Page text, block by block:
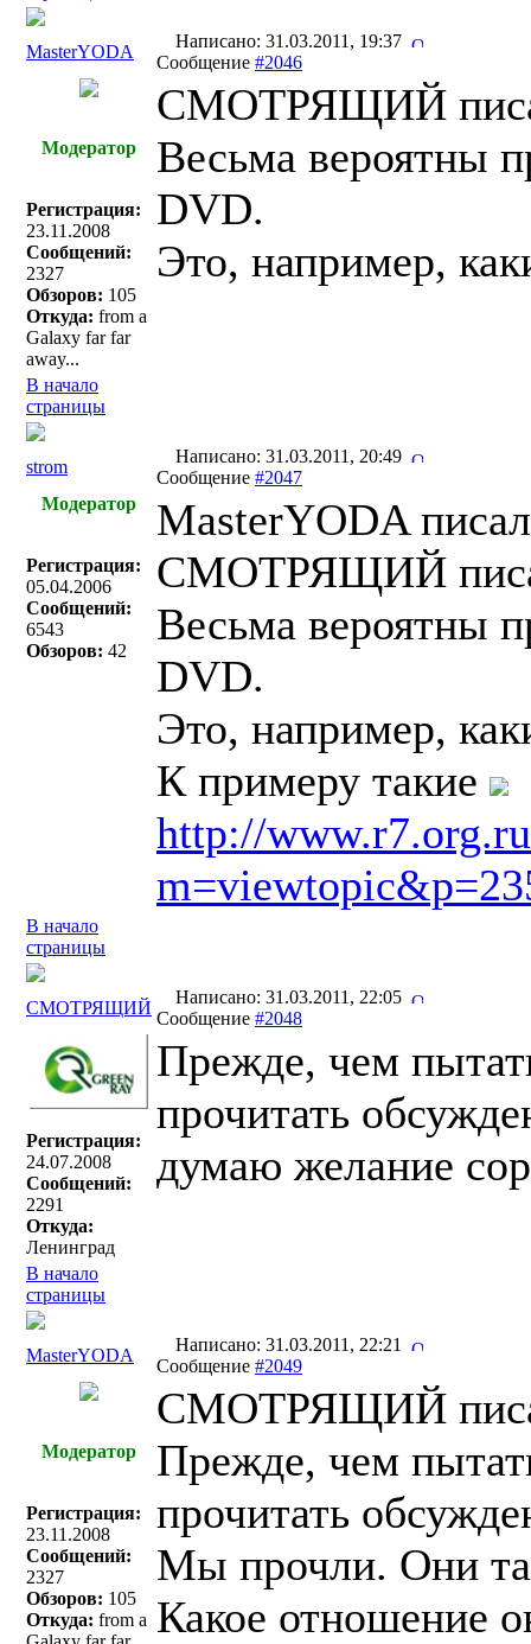
MasterYODA
Написано: 31.03.2011, 19:37
Сообщение #2046
Модератор
Регистрация:
23.11.2008
Сообщений:
2327
Обзоров: 105
Откуда: from a
Galaxy far far
away...
СМОТРЯЩИЙ
Весьма вероятны
DVD.
Это, например,
В начало
страницы
strom
Написано: 31.03.2011, 20:49
Сообщение #2047
Модератор
Регистрация:
05.04.2006
Сообщений:
6543
Обзоров: 42
MasterYODA
СМОТРЯЩИЙ
Весьма вероятны
DVD.
Это, например,
К примеру такие
http://
В начало
страницы
СМОТРЯЩИЙ
Написано: 31.03.2011, 22:05
Сообщение #2048
Регистрация:
24.07.2008
Сообщений:
2291
Откуда:
Ленинград
Прежде, чем
прочитать
думаю желание
В начало
страницы
MasterYODA
Написано: 31.03.2011, 22:21
Сообщение #2049
Модератор
Регистрация:
23.11.2008
Сообщений:
2327
Обзоров: 105
Откуда: from a
СМОТРЯЩИЙ
Прежде, чем
прочитать
Мы прочли. Они
Какое отношение